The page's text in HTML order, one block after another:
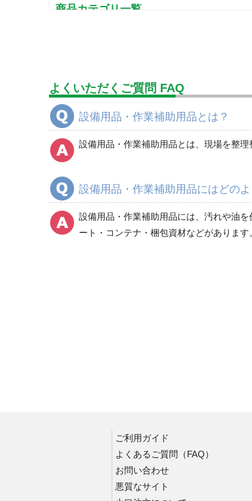
商品カテゴリ一覧
ガイドスタンド
ブルーシート・各種シート
ブルーシート
静電気対策マット・シート
よくいただくご質問 FAQ
設備用品・作業補助用品とは？
設備用品・作業補助用品とは、現場を整
設備用品・作業補助用品にはどの
設備用品・作業補助用品には、汚れや油
ート・コンテナ・梱包資材などがあります
ご利用ガイド
よくあるご質問（FAQ）
お問い合わせ
悪質なサイト